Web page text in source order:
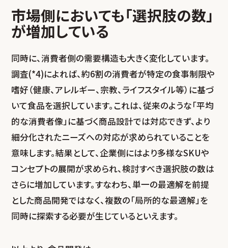
市場側においても「選択肢の数」
が増加している
同時に、消費者側の需要構造も大きく変化しています。
調査(*4)によれば、約6割の消費者が特定の食事制限や
嗜好（健康、アレルギー、宗教、ライフスタイル等）に基づ
いて食品を選択しています。これは、従来のような「平均
的な消費者像」に基づく商品設計では対応できず、より
細分化されたニーズへの対応が求められていることを
意味します。結果として、企業側にはより多様なSKUや
コンセプトの展開が求められ、検討すべき選択肢の数は
さらに増加しています。すなわち、単一の最適解を前提
とした商品開発ではなく、複数の「局所的な最適解」を
同時に探索する必要が生じているといえます。